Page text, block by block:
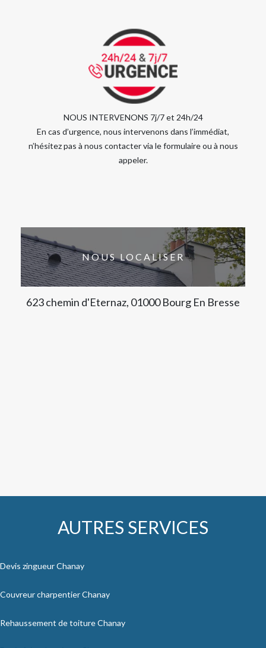
NOUS INTERVENONS 7j/7 et 24h/24
En cas d’urgence, nous intervenons dans l’immédiat,
n’hésitez pas à nous contacter via le formulaire ou à nous
appeler.
NOUS LOCALISER
623 chemin d'Eternaz, 01000 Bourg En Bresse
AUTRES SERVICES
Devis zingueur Chanay
Couvreur charpentier Chanay
Rehaussement de toiture Chanay